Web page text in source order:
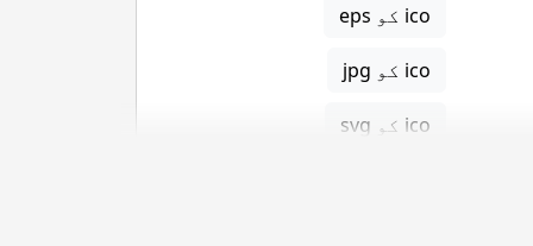
ico کو eps
ico کو jpg
ico کو svg